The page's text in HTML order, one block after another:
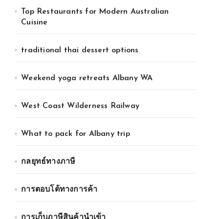
Top Restaurants for Modern Australian
Cuisine
traditional thai dessert options
Weekend yoga retreats Albany WA
West Coast Wilderness Railway
What to pack for Albany trip
กลยุทธ์ทางภาษี
การตอบโต้ทางการค้า